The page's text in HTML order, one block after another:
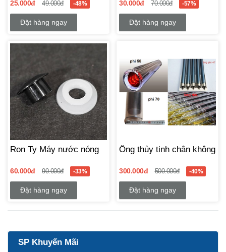
25.000đ 49.000đ -48%
Đặt hàng ngay
30.000đ 70.000đ -57%
Đặt hàng ngay
Ron Ty Máy nước nóng
60.000đ 90.000đ -33%
Đặt hàng ngay
Ống thủy tinh chân không
300.000đ 500.000đ -40%
Đặt hàng ngay
SP Khuyến Mãi